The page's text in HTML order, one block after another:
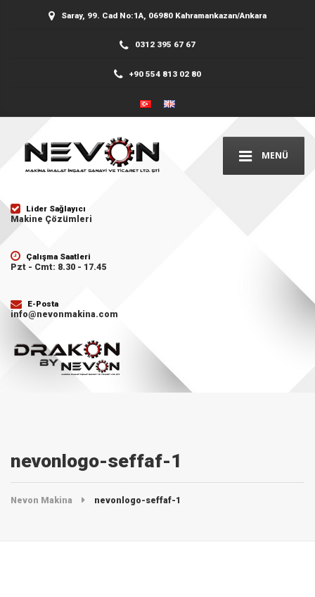
Saray, 99. Cad No:1A, 06980 Kahramankazan/Ankara
0312 395 67 67
+90 554 813 02 80
MENÜ
Lider Sağlayıcı
Makine Çözümleri
Çalışma Saatleri
Pzt - Cmt: 8.30 - 17.45
E-Posta
info@nevonmakina.com
nevonlogo-seffaf-1
Nevon Makina nevonlogo-seffaf-1